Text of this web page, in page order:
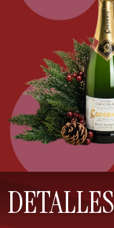
DETALLES